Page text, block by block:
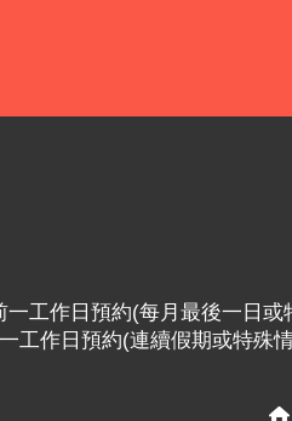
工作日預約(每月最後一日
作日預約(連續假期或特殊